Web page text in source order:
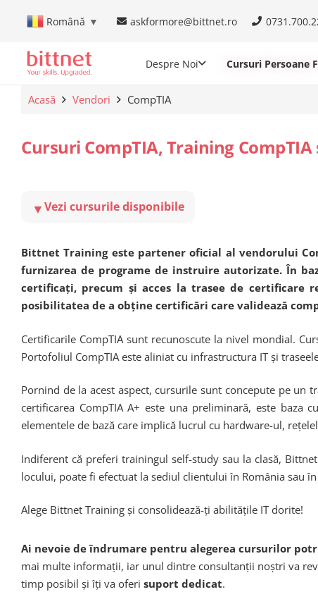
Română ▼ askformore@bittnet.ro
Despre Noi Cursuri Persoane
Acasă Vendori CompTIA
Cursuri CompTIA, Training
▼Vezi cursurile disponibile
Bittnet Training este partener oficial al vendorului
furnizarea de programe de instruire autorizate. În
certificați, precum și acces la trasee de certificare
posibilitatea de a obține certificări care validează
Certificarile CompTIA sunt recunoscute la nivel mondial.
Portofoliul CompTIA este aliniat cu infrastructura IT și
Pornind de la acest aspect, cursurile sunt concepute pe un
certificarea CompTIA A+ este una preliminară, este
elementele de bază care implică lucrul cu hardware-ul,
Indiferent că preferi trainingul self-study sau la clasă,
locului, poate fi efectuat la sediul clientului în România sau
Alege Bittnet Training și consolidează-ți abilitățile IT dorite!
Ai nevoie de îndrumare pentru alegerea cursurilor
mai multe informații, iar unul dintre consultanții noștri va
timp posibil și îți va oferi suport dedicat.